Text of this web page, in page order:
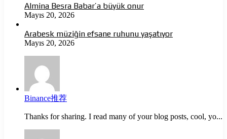
Almina Besra Babar’a büyük onur
Mayıs 20, 2026
Arabesk müziğin efsane ruhunu yaşatıyor
Mayıs 20, 2026
Binance推荐
Thanks for sharing. I read many of your blog posts, cool, yo...